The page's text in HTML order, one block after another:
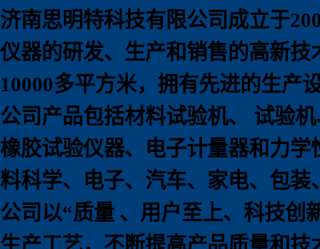
济南思明特科技有限公司成立于
仪器的研发、生产和销售的高新
10000多平方米，拥有先进的生产
公司产品包括材料试验机、 试验
橡胶试验仪器、电子计量器和力
料科学、电子、汽车、家电、包
公司以“质量 、用户至上、科技创